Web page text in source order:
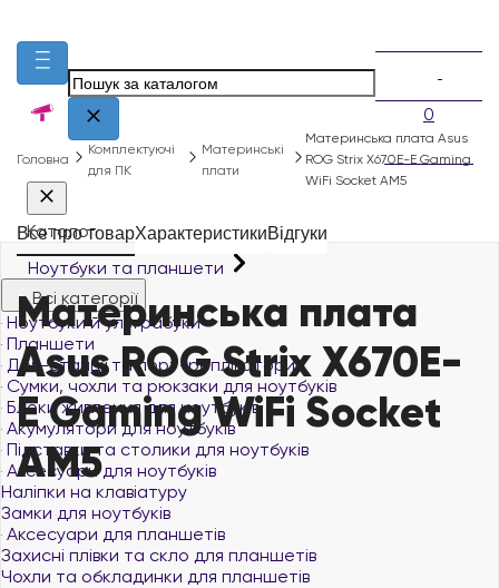
0
Каталог
Ноутбуки та планшети
Всі категорії
Ноутбуки й ультрабуки
Планшети
Док-станції та порт-реплікатори
Сумки, чохли та рюкзаки для ноутбуків
Блоки живлення для ноутбуків
Акумулятори для ноутбуків
Підставки та столики для ноутбуків
Аксесуари для ноутбуків
Наліпки на клавіатуру
Замки для ноутбуків
Аксесуари для планшетів
Захисні плівки та скло для планшетів
Чохли та обкладинки для планшетів
Головна
Комплектуючі
для ПК
Материнські
плати
Материнська плата Asus
ROG Strix X670E-E Gaming
WiFi Socket AM5
Все про товарХарактеристикиВідгуки
Материнська плата
Asus ROG Strix X670E-
E Gaming WiFi Socket
AM5